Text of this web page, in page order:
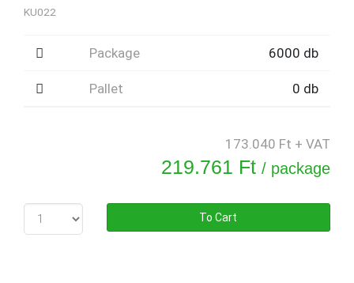
KU022
Package 6000 db
Pallet 0 db
173.040 Ft + VAT
219.761 Ft / package
To Cart